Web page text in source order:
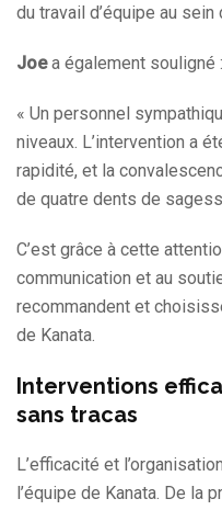
du travail d’équipe au
Joea également souligné :
« Un personnel
niveaux. L’intervention a
rapidité, et la
de quatre dents de
C’est grâce à cette
communication et au
recommandent et
de Kanata.
Interventions
sans tracas
L’efficacité et
l’équipe de Kanata. De la